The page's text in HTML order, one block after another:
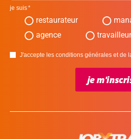
je suis
restaurateur
agence
travailleur
J'accepte les conditions générales et de
je